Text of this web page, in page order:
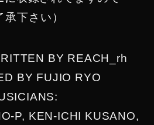
承下さい）
BY REACH_rh
BY FUJIO RYO
P, KEN-ICHI KUSANO,